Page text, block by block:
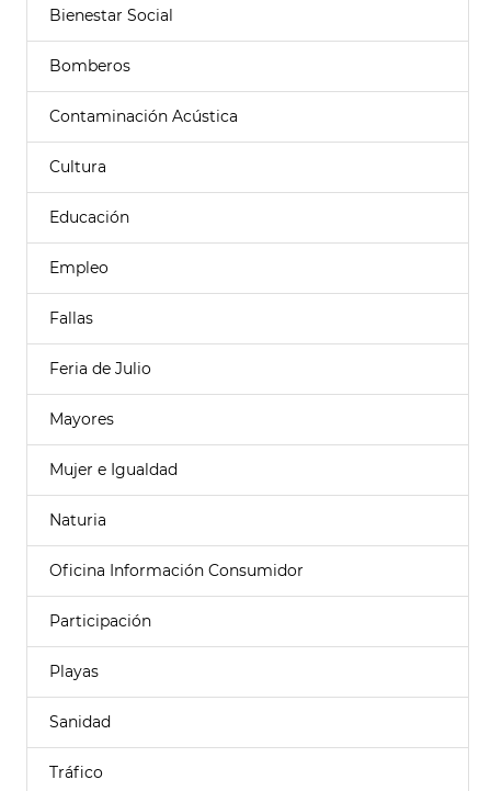
Bienestar Social
Bomberos
Contaminación Acústica
Cultura
Educación
Empleo
Fallas
Feria de Julio
Mayores
Mujer e Igualdad
Naturia
Oficina Información Consumidor
Participación
Playas
Sanidad
Tráfico